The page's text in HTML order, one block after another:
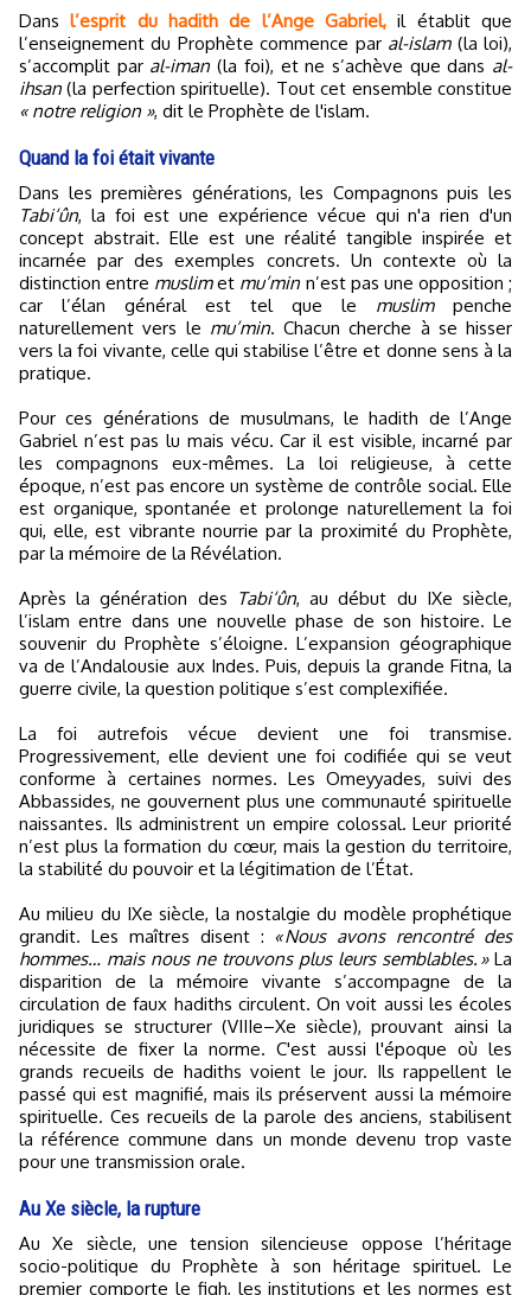
Dansl’esprit du hadith de l’Ange Gabriel, il établit que
l’enseignement du Prophète commence par al-islam(la loi),
s’accomplit par al-iman (la foi), et ne s’achève que dans al-
ihsan (la perfection spirituelle). Tout cet ensemble constitue
« notre religion », dit le Prophète de l'islam.
Quand la foi était vivante
Dans les premières générations, les Compagnons puis les
Tabi‘ûn, la foi est une expérience vécue qui n'a rien d'un
concept abstrait. Elle est une réalité tangible inspirée et
incarnée par des exemples concrets. Un contexte où la
distinction entre muslimet mu’min n’est pas une opposition ;
car l’élan général est tel que le muslimpenche
naturellement vers le mu’min. Chacun cherche à se hisser
vers la foi vivante, celle qui stabilise l’être et donne sens à la
pratique.
Pour ces générations de musulmans, le hadith de l’Ange
Gabriel n’est pas lu mais vécu. Car il est visible, incarné par
les compagnons eux-mêmes. La loi religieuse, à cette
époque, n’est pas encore un système de contrôle social. Elle
est organique, spontanée et prolonge naturellement la foi
qui, elle, est vibrante nourrie par la proximité du Prophète,
par la mémoire de la Révélation.
Après la génération des Tabi‘ûn, au début du IXe siècle,
l’islam entre dans une nouvelle phase de son histoire. Le
souvenir du Prophète s’éloigne. L’expansion géographique
va de l’Andalousie aux Indes. Puis, depuis la grande Fitna, la
guerre civile, la question politique s’est complexifiée.
La foi autrefois vécue devient une foi transmise.
Progressivement, elle devient une foi codifiée qui se veut
conforme à certaines normes. Les Omeyyades, suivi des
Abbassides, ne gouvernent plus une communauté spirituelle
naissantes. Ils administrent un empire colossal. Leur priorité
n’est plus la formation du cœur, mais la gestion du territoire,
la stabilité du pouvoir et la légitimation de l’État.
Au milieu du IXe siècle, la nostalgie du modèle prophétique
grandit. Les maîtres disent : « Nous avons rencontré des
hommes… mais nous ne trouvons plus leurs semblables. »La
disparition de la mémoire vivante s’accompagne de la
circulation de faux hadiths circulent. On voit aussi les écoles
juridiques se structurer (VIIIe–Xe siècle), prouvant ainsi la
nécessite de fixer la norme. C'est aussi l'époque où les
grands recueils de hadiths voient le jour. Ils rappellent le
passé qui est magnifié, mais ils préservent aussi la mémoire
spirituelle. Ces recueils de la parole des anciens, stabilisent
la référence commune dans un monde devenu trop vaste
pour une transmission orale.
Au Xe siècle, la rupture
Au Xe siècle, une tension silencieuse oppose l’héritage
socio-politique du Prophète à son héritage spirituel. Le
premier comporte le fiqh, les institutions et les normes est